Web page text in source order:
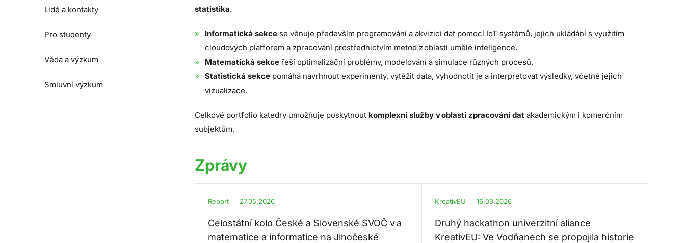
Lidé a kontakty
Pro studenty
Věda a výzkum
Smluvní výzkum
statistika.
Informatická sekce se věnuje především programování a akvizici dat pomocí IoT systémů, jejich ukládání s využitím
cloudových platforem a zpracování prostřednictvím metod z oblasti umělé inteligence.
Matematická sekce řeší optimalizační problémy, modelování a simulace různých procesů.
Statistická sekce pomáhá navrhnout experimenty, vytěžit data, vyhodnotit je a interpretovat výsledky, včetně jejich
vizualizace.
Celkové portfolio katedry umožňuje poskytnout komplexní služby v oblasti zpracování dat akademickým i komerčním
subjektům.
Zprávy
Report 27.05.2026
Celostátní kolo České a Slovenské SVOČ v a
matematice a informatice na Jihočeské
KreativEU 16.03.2026
Druhý hackathon univerzitní aliance
KreativEU: Ve Vodňanech se propojila historie